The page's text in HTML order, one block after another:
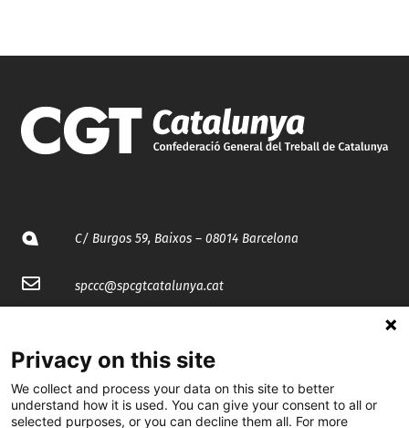
C/ Burgos 59, Baixos – 08014 Barcelona
spccc@spcgtcatalunya.cat
@CGTCatalunya
cgtcatalunya
Privacy on this site
We collect and process your data on this site to better
understand how it is used. You can give your consent to all or
selected purposes, or you can decline them all. For more